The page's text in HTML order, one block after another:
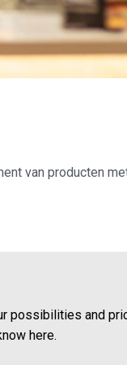
van producten
possibilities and
here.